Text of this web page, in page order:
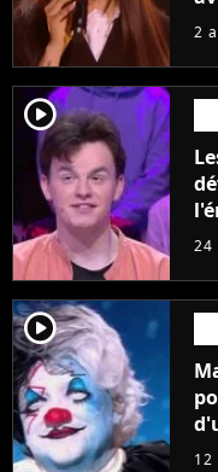
2
player2
24
player2